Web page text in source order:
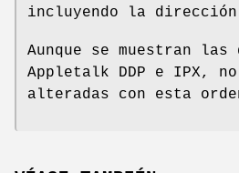
incluyendo la dirección
Aunque se muestran
Appletalk DDP e IPX,
alteradas con esta